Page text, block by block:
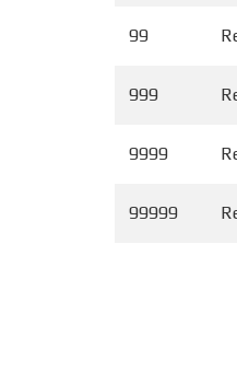
99
999
9999
99999